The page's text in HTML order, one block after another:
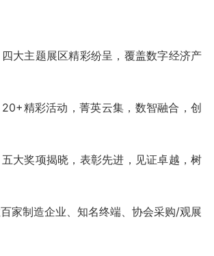
大主题展区精彩纷呈，覆盖数字经济产
精彩活动，菁英云集，数智融合，创
大奖项揭晓，表彰先进，见证卓越，树
家制造企业、知名终端、协会采购/观展